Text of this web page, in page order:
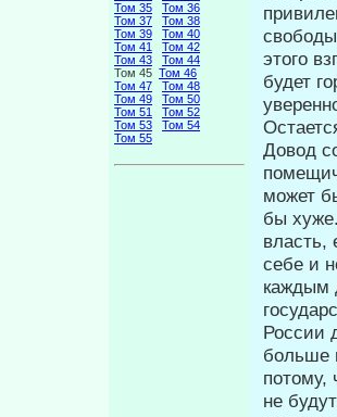
Том 35
Том 36
Том 37
Том 38
Том 39
Том 40
Том 41
Том 42
Том 43
Том 44
Том 45 Том 46
Том 47
Том 48
Том 49
Том 50
Том 51
Том 52
Том 53
Том 54
Том 55
этого
будет
Довод
может
бы
власть,
себе и
каждым
России
больше
потому,
не